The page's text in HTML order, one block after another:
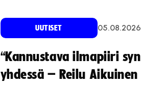
UUTISET 05.08.2026
“Kannustava ilmapiiri
yhdessä – Reilu